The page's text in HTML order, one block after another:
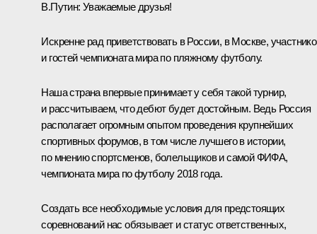
В.Путин: Уважаемые друзья!
Искренне рад приветствовать в России, в Москве,
и гостей чемпионата мира по пляжному футболу.
Наша страна впервые принимает у себя такой турнир,
и рассчитываем, что дебют будет достойным. Ведь Россия
располагает огромным опытом проведения крупнейших
спортивных форумов, в том числе лучшего в истории,
по мнению спортсменов, болельщиков и самой ФИФА,
чемпионата мира по футболу 2018 года.
Создать все необходимые условия для предстоящих
соревнований нас обязывает и статус ответственных,